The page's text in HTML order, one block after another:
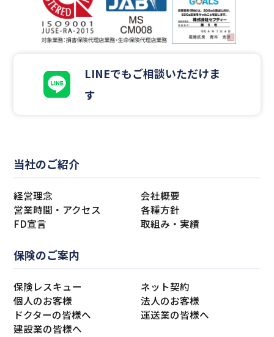
LINEでもご相談いただけま
す
当社のご紹介
経営理念
会社概要
営業時間・アクセス
各種方針
FD宣言
取組み・実績
保険のご案内
保険レスキュー
ネット契約
個人のお客様
法人のお客様
ドクターの皆様へ
運送業の皆様へ
建設業の皆様へ